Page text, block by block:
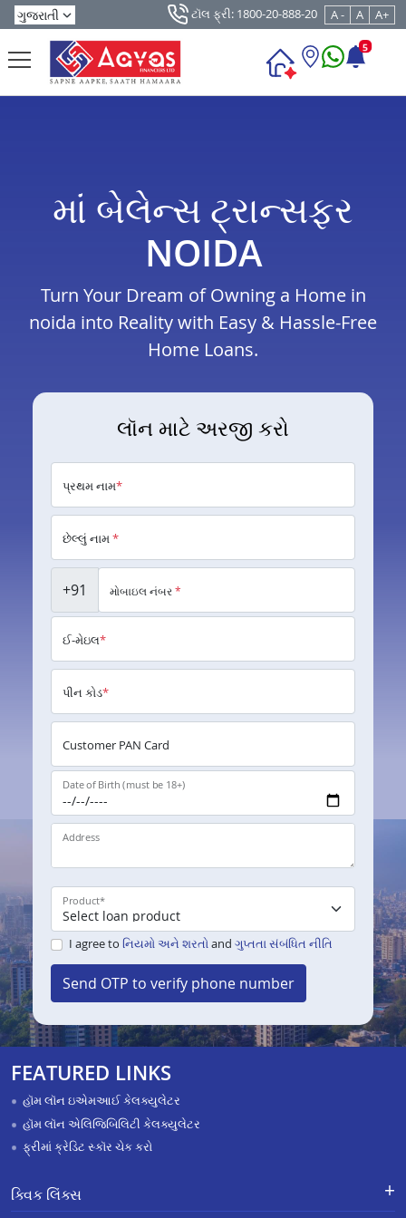
ટૉલ ફ્રી: 1800-20-888-20 A - A A+
5
માં બેલેન્સ ટ્રાન્સફર
NOIDA
Turn Your Dream of Owning a Home in
noida into Reality with Easy & Hassle-Free
Home Loans.
લૉન માટે અરજી કરો
પ્રથમ નામ*
છેલ્લું નામ*
+91 મોબાઇલ નંબર*
ઈ-મેઇલ*
પીન કોડ*
Customer PAN Card
Date of Birth (must be 18+)
Address
Product*
I agree to નિયમો અને શરતોand ગુપ્તતા સંબંધિત નીતિ
Send OTP to verify phone number
FEATURED LINKS
હૉમ લૉન ઇએમઆઈ કેલક્યુલેટર
હૉમ લૉન એલિજિબિલિટી કેલક્યુલેટર
ફ્રીમાં ક્રેડિટ સ્કૉર ચેક કરો
ક્વિક લિંક્સ